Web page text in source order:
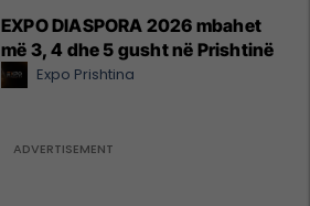
EXPO DIASPORA 2026 mbahet
më 3, 4 dhe 5 gusht në Prishtinë
Expo Prishtina